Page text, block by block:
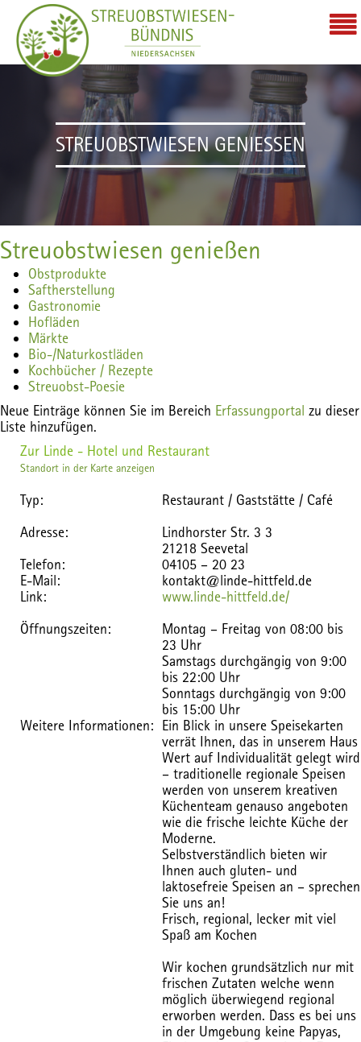
STREUOBSTWIESEN GENIESSEN
Streuobstwiesen genießen
Obstprodukte
Saftherstellung
Gastronomie
Hofläden
Märkte
Bio-/Naturkostläden
Kochbücher / Rezepte
Streuobst-Poesie
Neue Einträge können Sie im Bereich Erfassungportal zu dieser
Liste hinzufügen.
Zur Linde - Hotel und Restaurant
Standort in der Karte anzeigen
Typ:
Restaurant / Gaststätte / Café
Adresse:
Lindhorster Str. 3 3
21218 Seevetal
Telefon:
04105 – 20 23
E-Mail:
kontakt@linde-hittfeld.de
Link:
www.linde-hittfeld.de/
Öffnungszeiten:
Montag – Freitag von 08:00 bis
23 Uhr
Samstags durchgängig von 9:00
bis 22:00 Uhr
Sonntags durchgängig von 9:00
bis 15:00 Uhr
Weitere Informationen: Ein Blick in unsere Speisekarten
verrät Ihnen, das in unserem Haus
Wert auf Individualität gelegt wird
– traditionelle regionale Speisen
werden von unserem kreativen
Küchenteam genauso angeboten
wie die frische leichte Küche der
Moderne.
Selbstverständlich bieten wir
Ihnen auch gluten- und
laktosefreie Speisen an – sprechen
Sie uns an!
Frisch, regional, lecker mit viel
Spaß am Kochen
Wir kochen grundsätzlich nur mit
frischen Zutaten welche wenn
möglich überwiegend regional
erworben werden. Dass es bei uns
in der Umgebung keine Papyas,